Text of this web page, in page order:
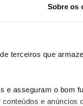
Sobre os
terceiros que
e asseguram o bom
e anúncios